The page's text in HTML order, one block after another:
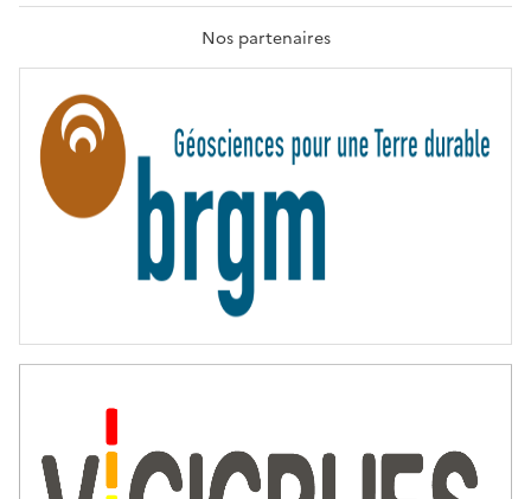
A
T
R
T
É
Nos partenaires